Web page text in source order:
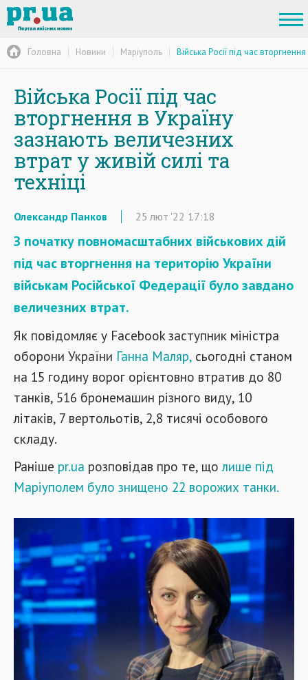
Головна Новини Маріуполь Війська Росії під час
Війська Росії під час
вторгнення в Україну
зазнають величезних
втрат у живій силі та
техніці
Олександр Панков 25 лют '22 17:18
З початку повномасштабних військових дій
під час вторгнення на територію України
військам Російської Федерації було завдано
величезних втрат.
Як повідомляє у Facebook заступник міністра
оборони України Ганна Маляр, сьогодні станом
на 15 годину ворог орієнтовно втратив до 80
танків, 516 бронемашин різного виду, 10
літаків, 7 вертольотів, 2,8 тисячі особового
складу.
Раніше pr.ua розповідав про те, щолише під
Маріуполем було знищено 22 ворожих танки.